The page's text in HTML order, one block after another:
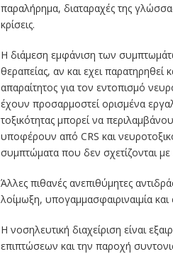
παραλήρημα, διαταραχές της
κρίσεις.
Η διάμεση εμφάνιση των
θεραπείας, αν και εχει
απαραίτητος για τον εντοπισμό
έχουν προσαρμοστεί ορισμένα
τοξικότητας μπορεί να
υποφέρουν από CRS και
συμπτώματα που δεν σχετίζονται με
Άλλες πιθανές ανεπιθύμητες
λοίμωξη, υπογαμμασφαιριναιμία
Η νοσηλευτική διαχείριση είναι
επιπτώσεων και την παροχή